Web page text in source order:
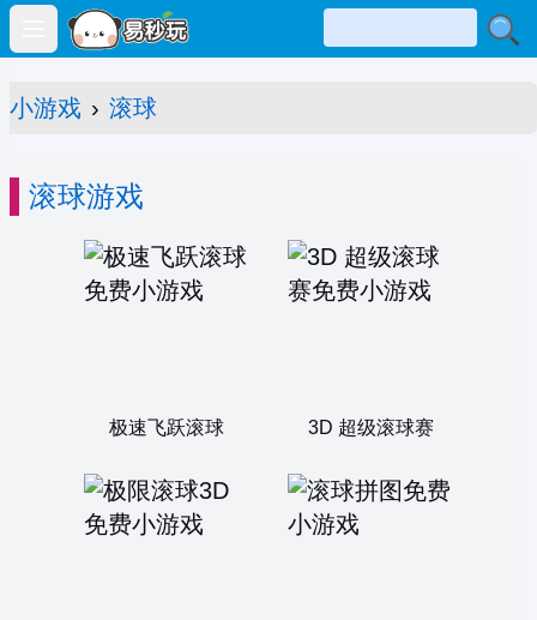
Open main menu
小游戏 › 滚球
滚球游戏
极速飞跃滚球 3D 超级滚球赛